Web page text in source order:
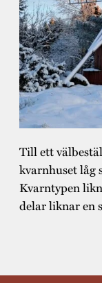
Till ett
kvarnhuset låg
Kvarntypen
delar liknar en